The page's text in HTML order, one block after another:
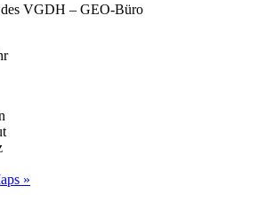
des VGDH – GEO-Büro
»